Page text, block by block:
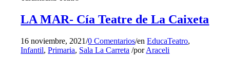
LA MAR- Cía Teatre de La Caixeta
16 noviembre, 2021/0 Comentarios/enEducaTeatro,
Infantil,Primaria, Sala La Carreta /porAraceli